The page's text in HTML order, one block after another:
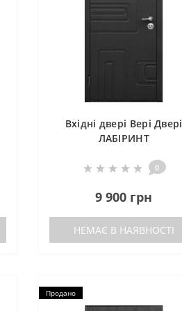
Вхідні двері Вері Двері
ЛАБІРИНТ
0
9 900 грн
НЕМАЄ В НАЯВНОСТІ
Продано